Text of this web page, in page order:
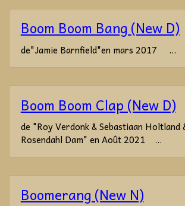
Boom Boom Bang (New D)
de"Jamie Barnfield"en mars 2017 ...
Boom Boom Clap (New D)
de "Roy Verdonk & Sebastiaan Holtland
Rosendahl Dam" en Août 2021 ...
Boomerang (New N)